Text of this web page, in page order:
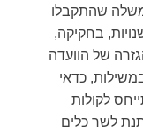
שהתקבלו
בחקיקה,
של הוועדה
כדאי
לקולות
לשר כלים